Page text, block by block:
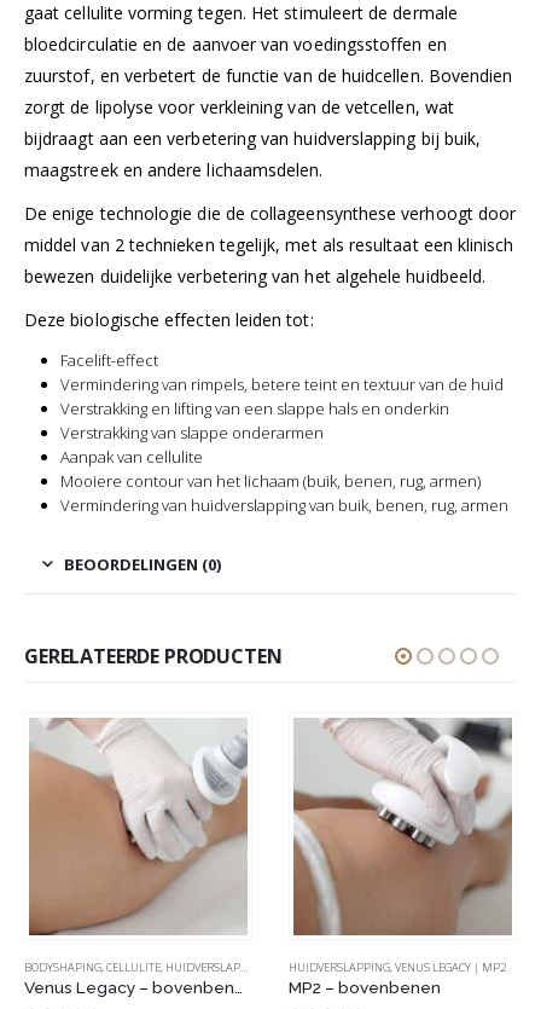
gaat cellulite vorming tegen. Het stimuleert de dermale
bloedcirculatie en de aanvoer van voedingsstoffen en
zuurstof, en verbetert de functie van de huidcellen. Bovendien
zorgt de lipolyse voor verkleining van de vetcellen, wat
bijdraagt aan een verbetering van huidverslapping bij buik,
maagstreek en andere lichaamsdelen.
De enige technologie die de collageensynthese verhoogt door
middel van 2 technieken tegelijk, met als resultaat een klinisch
bewezen duidelijke verbetering van het algehele huidbeeld.
Deze biologische effecten leiden tot:
Facelift-effect
Vermindering van rimpels, betere teint en textuur van de huid
Verstrakking en lifting van een slappe hals en onderkin
Verstrakking van slappe onderarmen
Aanpak van cellulite
Mooiere contour van het lichaam (buik, benen, rug, armen)
Vermindering van huidverslapping van buik, benen, rug, armen
BEOORDELINGEN (0)
GERELATEERDE PRODUCTEN
BODYSHAPING,CELLULITE, HUIDVERSLAPPING VENUS LEGACY | MP2
Venus Legacy – bovenbenen
HUIDVERSLAPPING,VENUS LEGACY | MP2
MP2 – bovenbenen